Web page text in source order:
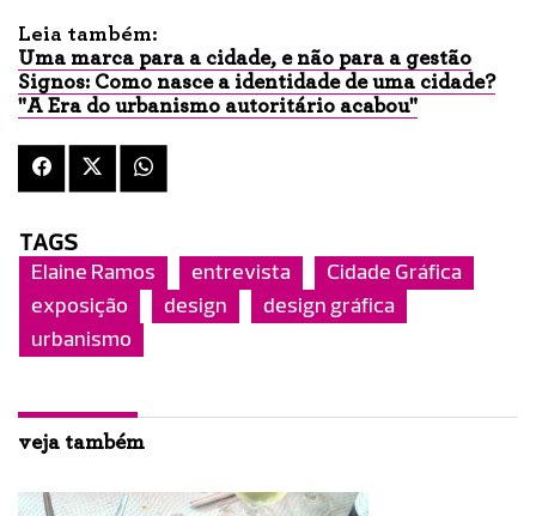
Leia também:
Uma marca para a cidade, e não para a gestão
Signos: Como nasce a identidade de uma cidade?
"A Era do urbanismo autoritário acabou"
TAGS
Elaine Ramos entrevista
Cidade Gráfica
exposição
design
design gráfica
urbanismo
veja também